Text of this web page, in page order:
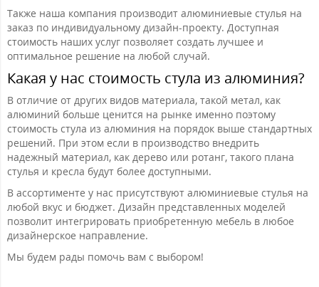
Также наша компания производит алюминиевые стулья на
заказ по индивидуальному дизайн-проекту. Доступная
стоимость наших услуг позволяет создать лучшее и
оптимальное решение на любой случай.
Какая у нас стоимость стула из алюминия?
В отличие от других видов материала, такой метал, как
алюминий больше ценится на рынке именно поэтому
стоимость стула из алюминия на порядок выше стандартных
решений. При этом если в производство внедрить
надежный материал, как дерево или ротанг, такого плана
стулья и кресла будут более доступными.
В ассортименте у нас присутствуют алюминиевые стулья на
любой вкус и бюджет. Дизайн представленных моделей
позволит интегрировать приобретенную мебель в любое
дизайнерское направление.
Мы будем рады помочь вам с выбором!